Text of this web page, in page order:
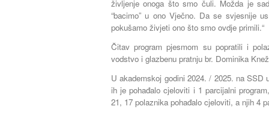
življenje onoga što smo čuli. Možda je
“bacimo” u ono Vječno. Da se svjesnije
pokušamo živjeti ono što smo ovdje primili.“
Čitav program pjesmom su popratili i
vodstvo i glazbenu pratnju br. Dominika
U akademskoj godini 2024. / 2025. na SSD
ih je pohađalo cjeloviti i 1 parcijalni
21, 17 polaznika pohađalo cjeloviti, a njih 4